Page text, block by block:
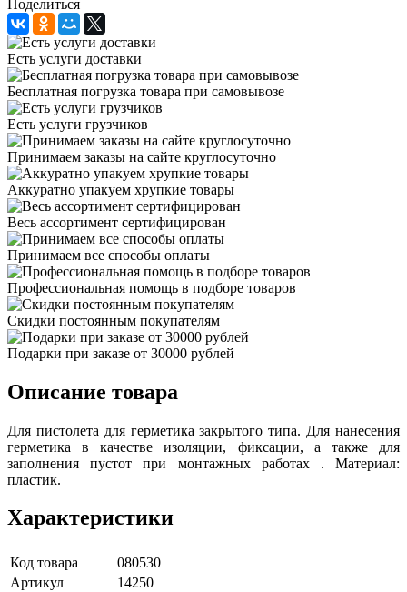
Поделиться
Есть услуги доставки
Бесплатная погрузка товара при самовывозе
Есть услуги грузчиков
Принимаем заказы на сайте круглосуточно
Аккуратно упакуем хрупкие товары
Весь ассортимент сертифицирован
Принимаем все способы оплаты
Профессиональная помощь в подборе товаров
Скидки постоянным покупателям
Подарки при заказе от 30000 рублей
Описание товара
Для пистолета для герметика закрытого типа. Для нанесения
герметика в качестве изоляции, фиксации, а также для
заполнения пустот при монтажных работах . Материал:
пластик.
Характеристики
Код товара
080530
Артикул
14250